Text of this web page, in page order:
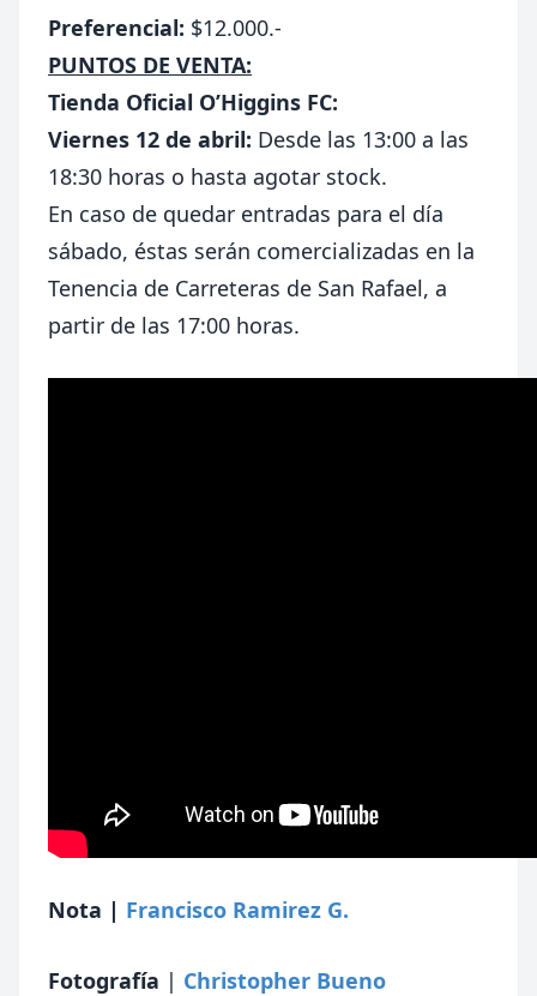
Preferencial: $12.000.-
PUNTOS DE VENTA:
Tienda Oficial O’Higgins FC:
Viernes 12 de abril: Desde las 13:00 a las
18:30 horas o hasta agotar stock.
En caso de quedar entradas para el día
sábado, éstas serán comercializadas en la
Tenencia de Carreteras de San Rafael, a
partir de las 17:00 horas.
Nota | Francisco Ramirez G.
Fotografía | Christopher Bueno